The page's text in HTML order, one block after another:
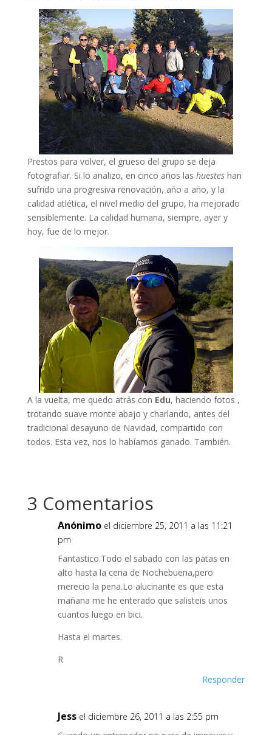
Prestos para volver, el grueso del grupo se deja
fotografiar. Si lo analizo, en cinco años las huesteshan
sufrido una progresiva renovación, año a año, y la
calidad atlética, el nivel medio del grupo, ha mejorado
sensiblemente. La calidad humana, siempre, ayer y
hoy, fue de lo mejor.
A la vuelta, me quedo atrás con Edu, haciendo fotos ,
trotando suave monte abajo y charlando, antes del
tradicional desayuno de Navidad, compartido con
todos. Esta vez, nos lo habíamos ganado. También.
3 Comentarios
Anónimo el diciembre 25, 2011 a las 11:21
pm
Fantastico.Todo el sabado con las patas en
alto hasta la cena de Nochebuena,pero
merecio la pena.Lo alucinante es que esta
mañana me he enterado que salisteis unos
cuantos luego en bici.
Hasta el martes.
R
Responder
Jess el diciembre 26, 2011 a las 2:55 pm